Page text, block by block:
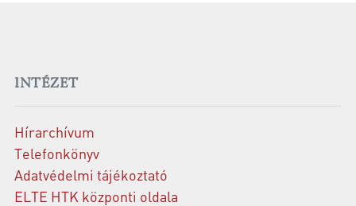
INTÉZET
Hírarchívum
Telefonkönyv
Adatvédelmi tájékoztató
ELTE HTK központi oldala